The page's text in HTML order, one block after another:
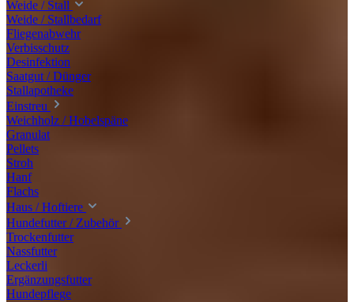
Weide / Stall
Weide / Stallbedarf
Fliegenabwehr
Verbisschutz
Desinfektion
Saatgut / Dünger
Stallapotheke
Einstreu
Weichholz / Hobelspäne
Granulat
Pellets
Stroh
Hanf
Flachs
Haus / Hoftiere
Hundefutter / Zubehör
Trockenfutter
Nassfutter
Leckerli
Ergänzungsfutter
Hundepflege